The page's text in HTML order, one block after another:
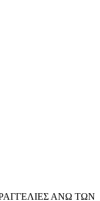
ΑΝΩ ΤΩΝ